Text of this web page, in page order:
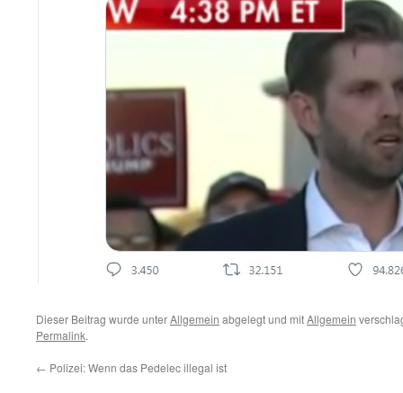
Dieser Beitrag wurde unterAllgemein abgelegt und mitAllgemein
Permalink.
← Polizei: Wenn das Pedelec illegal ist